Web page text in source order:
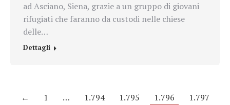
ad Asciano, Siena, grazie a un gruppo di giovani
rifugiati che faranno da custodi nelle chiese
delle…
Dettagli
← 1 … 1.794 1.795 1.796
1.797